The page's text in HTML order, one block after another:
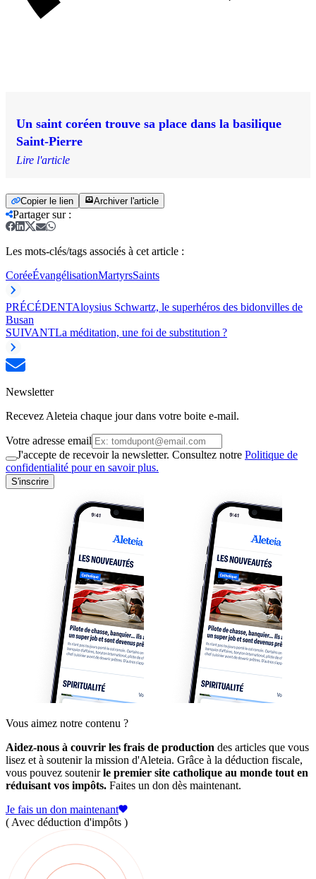
Un saint coréen trouve sa place dans la basilique
Saint-Pierre
Lire l'article
Copier le lien Archiver l'article
Partager sur:
Les mots-clés/tags associés à cet article :
CoréeÉvangélisationMartyrsSaints
PRÉCÉDENTAloysius Schwartz, le superhéros des bidonvilles de
Busan
SUIVANTLa méditation, une foi de substitution ?
Newsletter
Recevez Aleteia chaque jour dans votre boite e-mail.
Votre adresse email
J'accepte de recevoir la newsletter. Consultez notre Politique de
confidentialité pour en savoir plus.
S'inscrire
Vous aimez notre contenu ?
Aidez-nous à couvrir les frais de production des articles que vous
lisez et à soutenir la mission d'Aleteia. Grâce à la déduction fiscale,
vous pouvez soutenirle premier site catholique au monde tout en
réduisant vos impôts. Faites un don dès maintenant.
Je fais un don maintenant
( Avec déduction d'impôts )